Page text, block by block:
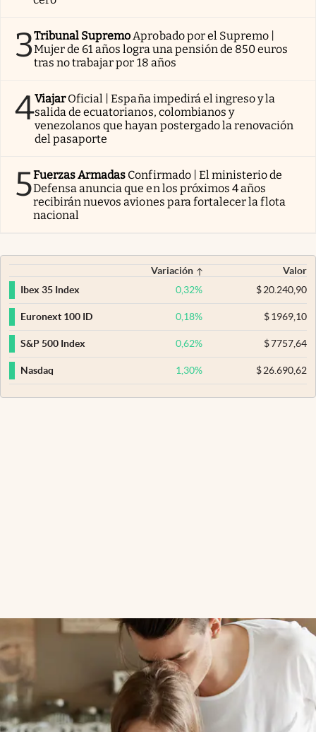
3Tribunal Supremo Aprobado por el Supremo |
Mujer de 61 años logra una pensión de 850 euros
tras no trabajar por 18 años
4Viajar Oficial | España impedirá el ingreso y la
salida de ecuatorianos, colombianos y
venezolanos que hayan postergado la renovación
del pasaporte
5Fuerzas Armadas Confirmado | El ministerio de
Defensa anuncia que en los próximos 4 años
recibirán nuevos aviones para fortalecer la flota
nacional
Variación
Valor
Ibex 35 Index
0,32% $20.240,90
Euronext 100 ID 0,18% $1969,10
S&P 500 Index 0,62% $7757,64
Nasdaq 1,30% $26.690,62